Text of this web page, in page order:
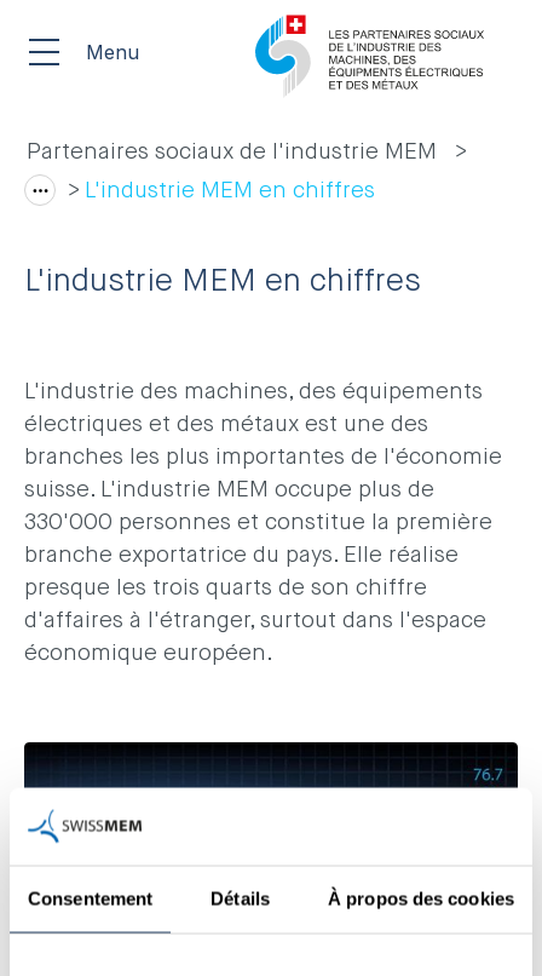
Consentement Détails À propos des cookies
Menu
Partenaires sociaux de l'industrie MEM
L'industrie MEM en chiffres
L'industrie MEM en chiffres
L'industrie des machines, des équipements
électriques et des métaux est une des
branches les plus importantes de l'économie
suisse. L'industrie MEM occupe plus de
330'000 personnes et constitue la première
branche exportatrice du pays. Elle réalise
presque les trois quarts de son chiffre
d'affaires à l'étranger, surtout dans l'espace
économique européen.